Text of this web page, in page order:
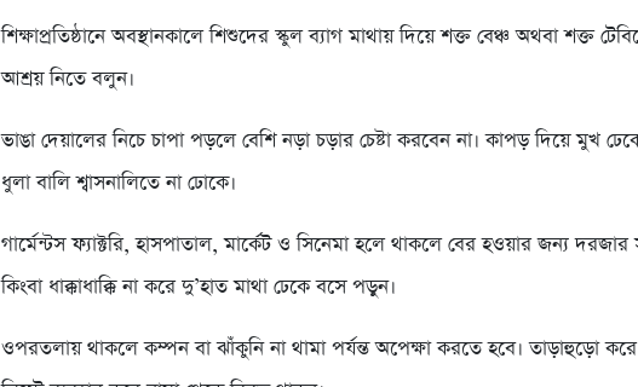
শিক্ষাপ্রতিষ্ঠানে অবস্থানকালে শিশুদের স্কুল ব্যাগ মাথায় দিয়ে শক্ত বেঞ্চ অথবা শক্ত
আশ্রয় নিতে বলুন।
ভাঙা দেয়ালের নিচে চাপা পড়লে বেশি নড়া চড়ার চেষ্টা করবেন না। কাপড় দিয়ে মুখ
ধুলা বালি শ্বাসনালিতে না ঢোকে।
গার্মেন্টস ফ্যাক্টরি, হাসপাতাল, মার্কেট ও সিনেমা হলে থাকলে বের হওয়ার জন্য
কিংবা ধাক্কাধাক্কি না করে দু’হাত মাথা ঢেকে বসে পড়ুন।
ওপরতলায় থাকলে কম্পন বা ঝাঁকুনি না থামা পর্যন্ত অপেক্ষা করতে হবে। তাড়াহুড়ো